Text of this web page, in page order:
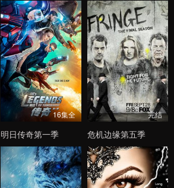
16集全
明日传奇第一季
完结
危机边缘第五季